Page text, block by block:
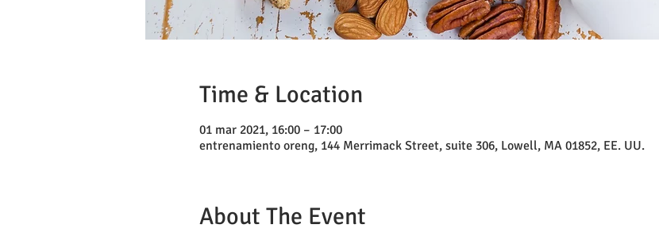
Time & Location
01 mar 2021, 16:00 – 17:00
entrenamiento oreng, 144 Merrimack Street, suite 306, Lowell, MA 01852, EE. UU.
About The Event